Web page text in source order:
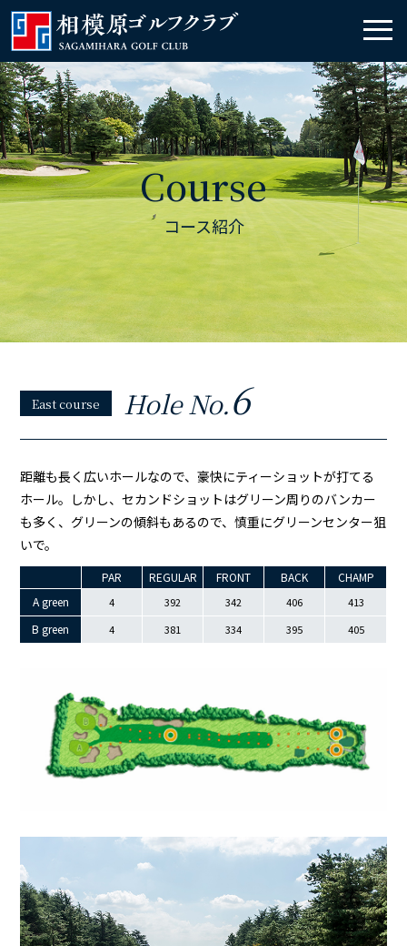
Course
コース紹介
East course Hole No.6
距離も長く広いホールなので、豪快にティーショットが打てる
ホール。しかし、セカンドショットはグリーン周りのバンカー
も多く、グリーンの傾斜もあるので、慎重にグリーンセンター狙
いで。
PAR REGULAR FRONT BACK
CHAMP
A green
4 392 342 406 413
B green 4 381 334 395 405